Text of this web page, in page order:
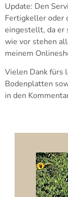
Update: Den
Fertigkeller oder
eingestellt, da er
wie vor stehen
meinem
Vielen Dank fürs
Bodenplatten
in den